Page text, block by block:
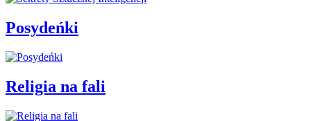
Posydeńki
Religia na fali